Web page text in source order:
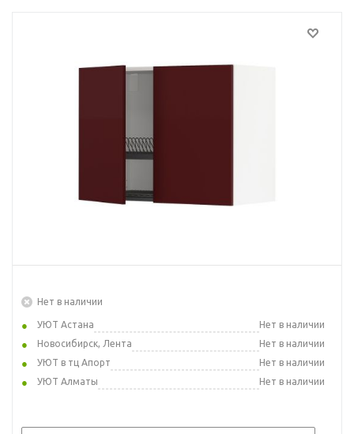
Нет в наличии
УЮТ Астана
Нет в наличии
Новосибирск, Лента
Нет в наличии
УЮТ в тц Апорт
Нет в наличии
УЮТ Алматы
Нет в наличии